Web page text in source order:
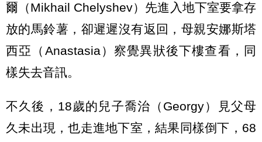
爾（Mikhail Chelyshev）先進入地下室要拿存
放的馬鈴薯，卻遲遲沒有返回，母親安娜斯塔
西亞（Anastasia）察覺異狀後下樓查看，同
樣失去音訊。
不久後，18歲的兒子喬治（Georgy）見父母
久未出現，也走進地下室，結果同樣倒下，68